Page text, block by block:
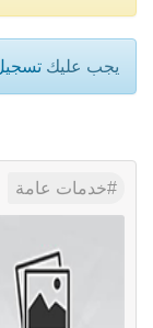
يجب عليك
خدمات عامة